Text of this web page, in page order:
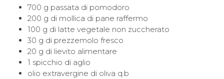
700 g passata di pomodoro
200 g di mollica di pane raffermo
100 g di latte vegetale non zuccherato
30 g di prezzemolo fresco
20 g di lievito alimentare
1 spicchio di aglio
olio extravergine di oliva q.b